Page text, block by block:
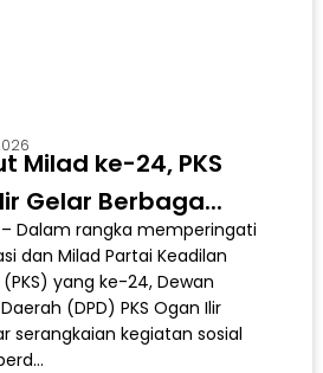
Milad ke-24, PKS
Gelar Berbaga...
– Dalam rangka memperingati
dan Milad Partai Keadilan
yang ke-24, Dewan
(DPD) PKS Ogan Ilir
serangkaian kegiatan sosial
MARS
Download Mars & Hymne
Keadilan Sejahtera